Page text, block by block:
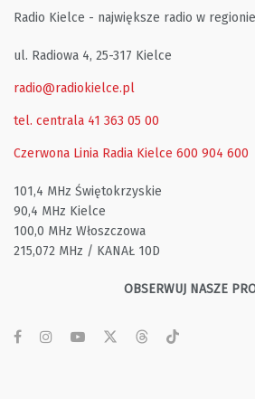
Radio Kielce - największe radio w
ul. Radiowa 4, 25-317 Kielce
radio@radiokielce.pl
tel. centrala 41 363 05 00
Czerwona Linia Radia Kielce 600 904 600
101,4 MHz Świętokrzyskie
90,4 MHz Kielce
100,0 MHz Włoszczowa
215,072 MHz / KANAŁ 10D
OBSERWUJ NASZE